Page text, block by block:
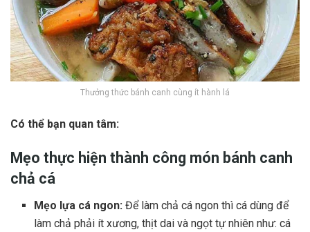
Thưởng thức bánh canh cùng ít hành lá
Có thể bạn quan tâm:
Mẹo thực hiện thành công món bánh canh
chả cá
Mẹo lựa cá ngon: Để làm chả cá ngon thì cá dùng để
làm chả phải ít xương, thịt dai và ngọt tự nhiên như: cá